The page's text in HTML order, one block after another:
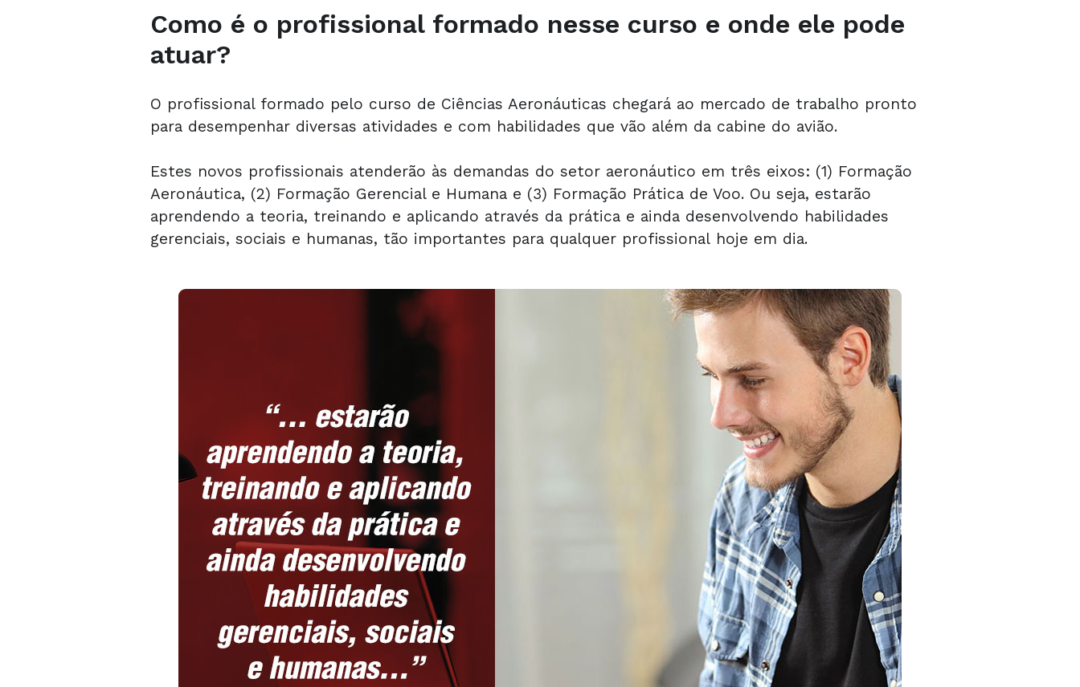
Como é o profissional formado nesse curso e onde ele pode
atuar?
O profissional formado pelo curso de Ciências Aeronáuticas chegará ao mercado de trabalho pronto
para desempenhar diversas atividades e com habilidades que vão além da cabine do avião.
Estes novos profissionais atenderão às demandas do setor aeronáutico em três eixos: (1) Formação
Aeronáutica, (2) Formação Gerencial e Humana e (3) Formação Prática de Voo. Ou seja, estarão
aprendendo a teoria, treinando e aplicando através da prática e ainda desenvolvendo habilidades
gerenciais, sociais e humanas, tão importantes para qualquer profissional hoje em dia.